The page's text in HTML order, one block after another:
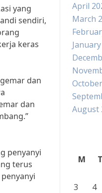
yang
sendiri,
keras
dan
dan
penyanyi
terus
April
March
August
M
T
3
4